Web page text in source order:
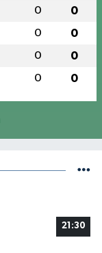
0 0
0 0
0 0
0 0
21:30